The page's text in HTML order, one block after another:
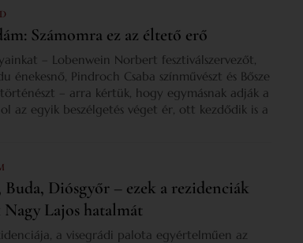
Számomra ez az éltető erő
– Lobenwein Norbert fesztiválszervezőt,
énekesnő, Pindroch Csaba színművészt és Bősze
– arra kértük, hogy egymásnak adják a
az egyik beszélgetés véget ér, ott kezdődik is a
Buda, Diósgyőr – ezek a rezidenciák
Lajos hatalmát
a visegrádi palota egyértelműen az